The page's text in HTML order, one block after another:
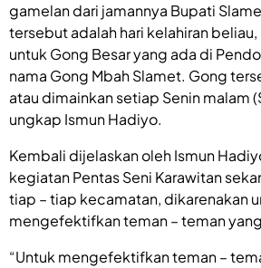
gamelan dari jamannya Bupati
tersebut adalah hari kelahiran
untuk Gong Besar yang ada di
nama Gong Mbah Slamet. Gong
atau dimainkan setiap Senin malam
ungkap Ismun Hadiyo.
Kembali dijelaskan oleh Ismun
kegiatan Pentas Seni Karawitan
tiap – tiap kecamatan, dikarenakan
mengefektifkan teman – teman
“Untuk mengefektifkan teman –